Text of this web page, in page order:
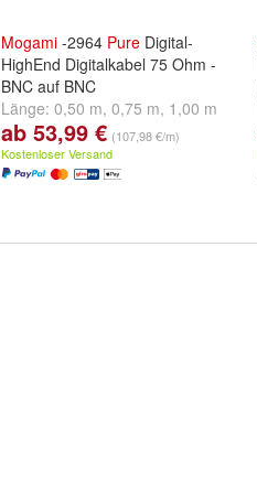
Mogami -2964 Pure Digital-
HighEnd Digitalkabel 75 Ohm -
BNC auf BNC
Länge: 0,50 m, 0,75 m, 1,00 m
und weitere ...
ab 53,99 € (107,98 €/m)
Kostenloser Versand